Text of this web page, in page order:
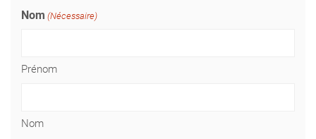
Nom (Nécessaire)
Prénom
Nom